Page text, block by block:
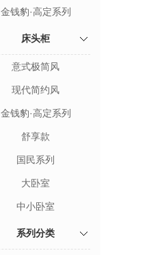
金钱豹·高定系列
床头柜
意式极简风
现代简约风
金钱豹·高定系列
舒享款
国民系列
大卧室
中小卧室
系列分类